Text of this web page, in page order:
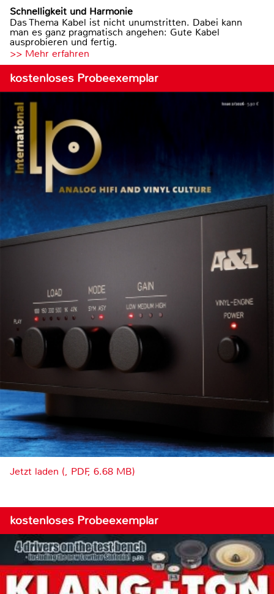
Schnelligkeit und Harmonie
Das Thema Kabel ist nicht unumstritten. Dabei kann
man es ganz pragmatisch angehen: Gute Kabel
ausprobieren und fertig.
>> Mehr erfahren
kostenloses Probeexemplar
Jetzt laden (, PDF, 6.68 MB)
kostenloses Probeexemplar